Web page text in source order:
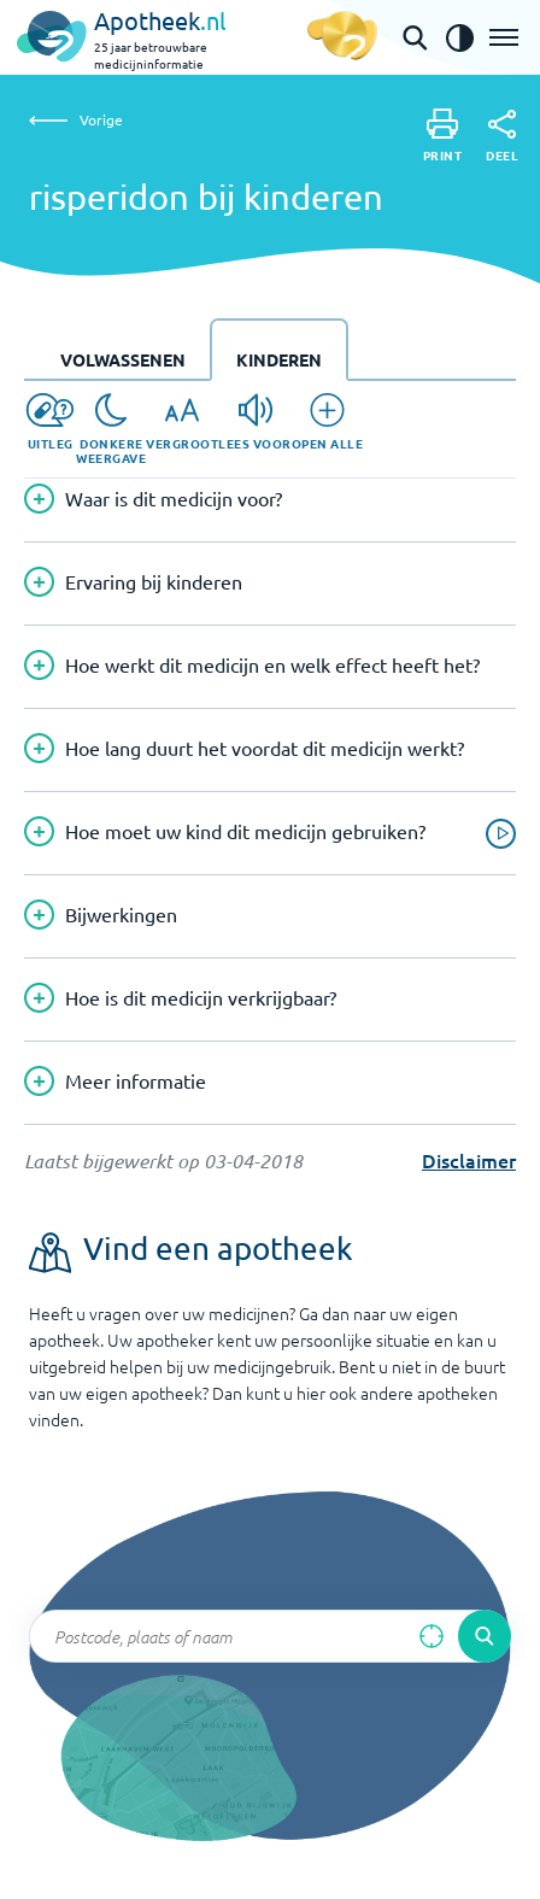
Apotheek.nl
25 jaar betrouwbare
medicijninformatie
risperidon bij kinderen
Vorige
risperidon bij kinderen
PRINT DEEL
UITLEG DONKERE
WEERGAVE
VERGROOTLEES VOOROPEN ALLE
VOLWASSENEN KINDEREN
Waar is dit medicijn voor?
Ervaring bij kinderen
Hoe werkt dit medicijn en welk effect heeft het?
Hoe lang duurt het voordat dit medicijn werkt?
Hoe moet uw kind dit medicijn gebruiken?
Bijwerkingen
Hoe is dit medicijn verkrijgbaar?
Meer informatie
Laatst bijgewerkt op 03-04-2018 Disclaimer
Vind een apotheek
Heeft u vragen over uw medicijnen? Ga dan naar uw eigen
apotheek. Uw apotheker kent uw persoonlijke situatie en kan u
uitgebreid helpen bij uw medicijngebruik. Bent u niet in de buurt
van uw eigen apotheek? Dan kunt u hier ook andere apotheken
vinden.